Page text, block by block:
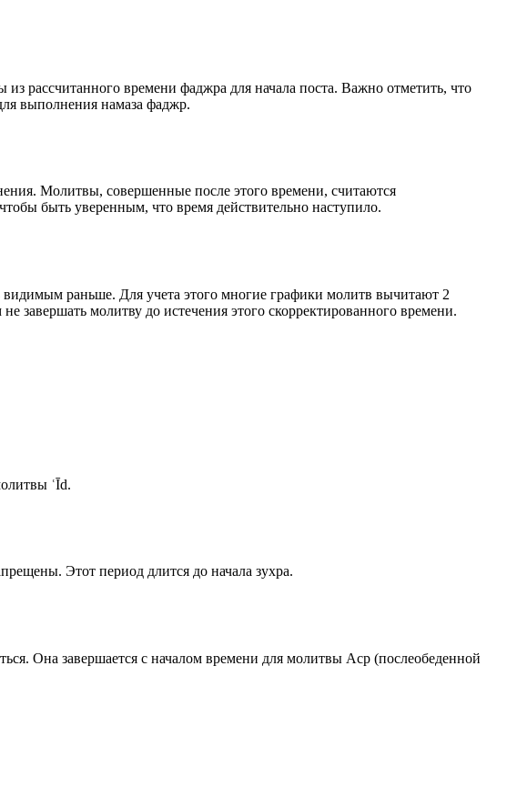
рассчитанного времени фаджра для начала поста. Важно отметить, что
выполнения намаза фаджр.
Молитвы, совершенные после этого времени, считаются
быть уверенным, что время действительно наступило.
раньше. Для учета этого многие графики молитв вычитают 2
завершать молитву до истечения этого скорректированного времени.
ʿĪd.
Этот период длится до начала зухра.
Она завершается с началом времени для молитвы Аср (послеобеденной